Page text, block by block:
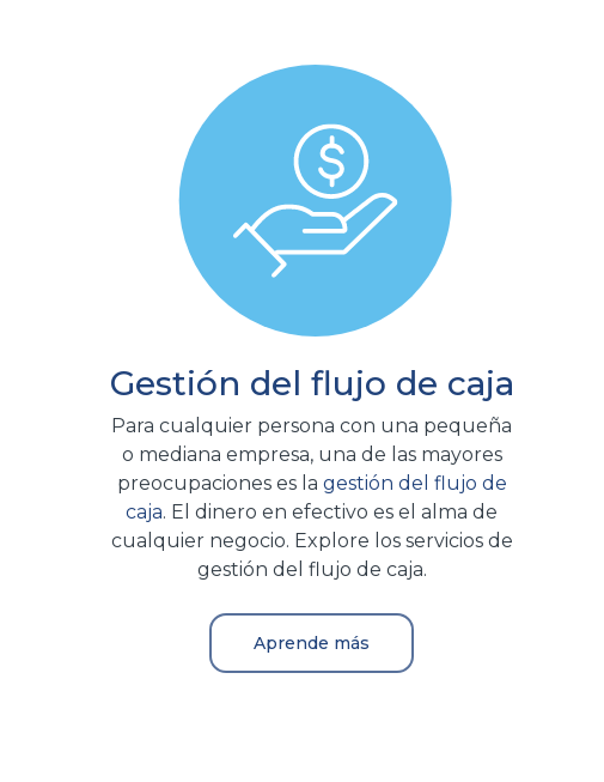
Gestión del flujo de caja
Para cualquier persona con una pequeña
o mediana empresa, una de las mayores
preocupaciones es la gestión del flujo de
caja. El dinero en efectivo es el alma de
cualquier negocio. Explore los servicios de
gestión del flujo de caja.
Aprende más